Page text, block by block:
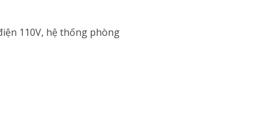
110V, hệ thống phòng